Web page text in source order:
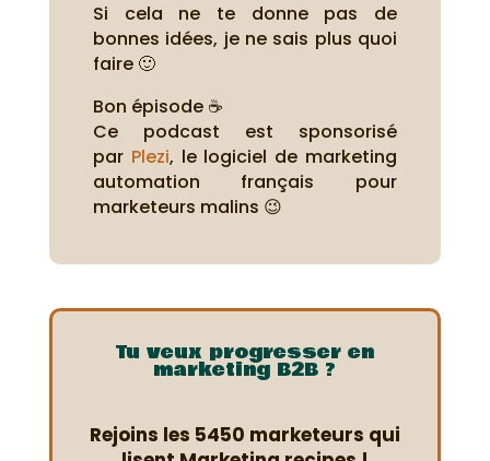
Si cela ne te donne pas de
bonnes idées, je ne sais plus quoi
faire 🙂
Bon épisode ☕
Ce podcast est sponsorisé
par Plezi, le logiciel de marketing
automation français pour
marketeurs malins 😉
Tu veux progresser en
marketing B2B ?
Rejoins les 5450 marketeurs qui